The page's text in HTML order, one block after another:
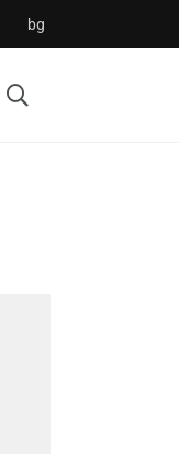
bg